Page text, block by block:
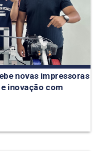
novas impressoras
inovação com